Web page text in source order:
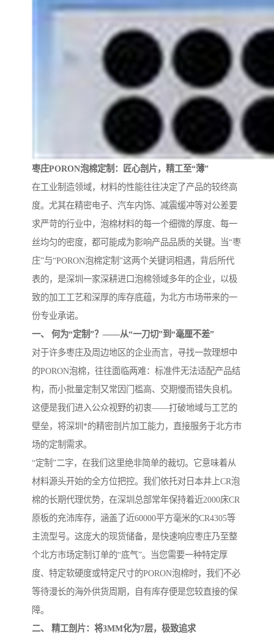
枣庄PORON泡棉定制：匠心剖片，精工至“薄”
在工业制造领域，材料的性能往往决定了产品的较终高
度。尤其在精密电子、汽车内饰、减震缓冲等对公差要
求严苛的行业中，泡棉材料的每一个细微的厚度、每一
丝均匀的密度，都可能成为影响产品品质的关键。当“枣
庄”与“PORON泡棉定制”这两个关键词相遇，背后所代
表的，是深圳一家深耕进口泡棉领域多年的企业，以极
致的加工工艺和深厚的库存底蕴，为北方市场带来的一
份专业承诺。
一、 何为“定制”？——从“一刀切”到“毫厘不差”
对于许多枣庄及周边地区的企业而言，寻找一款理想中
的PORON泡棉，往往面临两难：标准件无法适配产品结
构，而小批量定制又常因门槛高、交期慢而错失良机。
这便是我们进入公众视野的初衷——打破地域与工艺的
壁垒，将深圳*的精密剖片加工能力，直接服务于北方市
场的定制需求。
“定制”二字，在我们这里绝非简单的裁切。它意味着从
材料源头开始的全方位把控。我们依托对日本井上CR泡
棉的长期代理优势，在深圳总部常年保持着近2000床CR
原板的充沛库存，涵盖了近60000平方毫米的CR4305等
主流型号。这庞大的现货储备，是快速响应枣庄乃至整
个北方市场定制订单的“底气”。当您需要一种特定厚
度、特定软硬度或特定尺寸的PORON泡棉时，我们不必
等待漫长的海外供货周期，自有库存便是您较直接的保
障。
二、 精工剖片：将3MM化为7层，极致追求